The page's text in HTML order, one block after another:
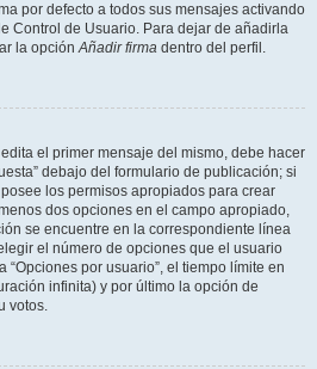
por defecto a todos sus mensajes activando
Control de Usuario. Para dejar de añadirla
la opciónAñadir firma dentro del perfil.
el primer mensaje del mismo, debe hacer
debajo del formulario de publicación; si
los permisos apropiados para crear
dos opciones en el campo apropiado,
se encuentre en la correspondiente línea
el número de opciones que el usuario
por usuario”, el tiempo límite en
infinita) y por último la opción de
votos.